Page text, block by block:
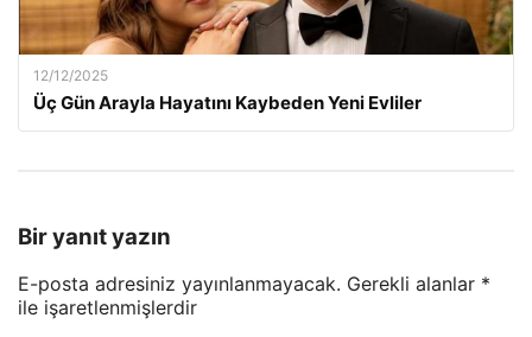
12/12/2025
Üç Gün Arayla Hayatını Kaybeden Yeni Evliler
Bir yanıt yazın
E-posta adresiniz yayınlanmayacak. Gerekli alanlar *
ile işaretlenmişlerdir